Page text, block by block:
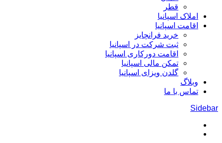
قطر
املاک اسپانیا
اقامت اسپانیا
خرید فرانچایز
ثبت شرکت در اسپانیا
اقامت دورکاری اسپانیا
تمکن مالی اسپانیا
گلدن ویزای اسپانیا
وبلاگ
تماس با ما
Sidebar